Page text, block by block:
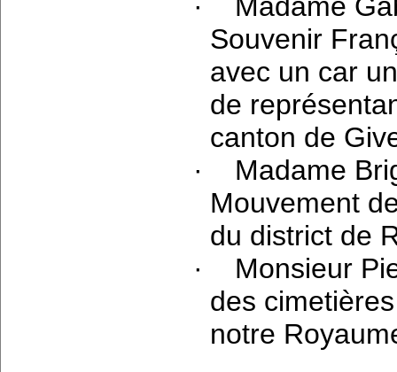
Souvenir
avec un car
de
canton de
·
Madame
Mouvement
du district de
·
Monsieur
des
notre